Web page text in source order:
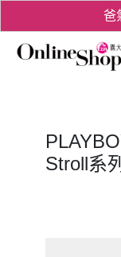
爸
用
Stroll系